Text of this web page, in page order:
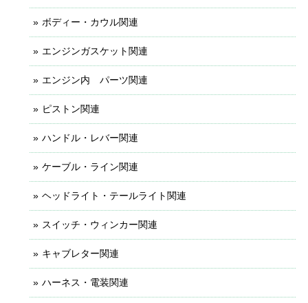
ボディー・カウル関連
エンジンガスケット関連
エンジン内 パーツ関連
ピストン関連
ハンドル・レバー関連
ケーブル・ライン関連
ヘッドライト・テールライト関連
スイッチ・ウィンカー関連
キャブレター関連
ハーネス・電装関連